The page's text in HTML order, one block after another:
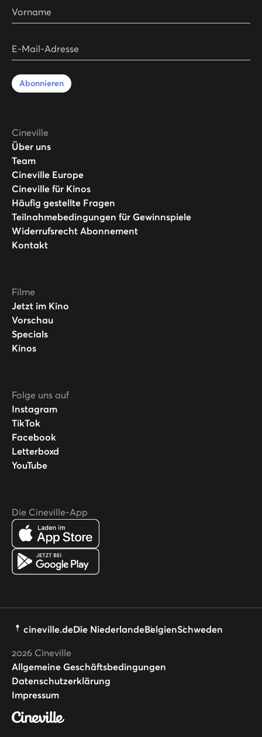
Vorname
E-Mail-Adresse
Abonnieren
Cineville
Über uns
Team
Cineville Europe
Cineville für Kinos
Häufig gestellte Fragen
Teilnahmebedingungen für Gewinnspiele
Widerrufsrecht Abonnement
Kontakt
Filme
Jetzt im Kino
Vorschau
Specials
Kinos
Folge uns auf
Instagram
TikTok
Facebook
Letterboxd
YouTube
Die Cineville-App
cineville.deDie NiederlandeBelgienSchweden
2026 Cineville
Allgemeine Geschäftsbedingungen
Datenschutzerklärung
Impressum